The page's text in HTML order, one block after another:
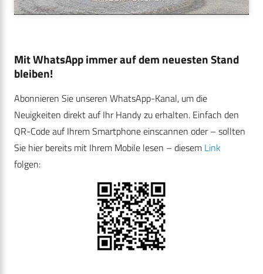
Mit WhatsApp immer auf dem neuesten Stand
bleiben!
Abonnieren Sie unseren WhatsApp-Kanal, um die
Neuigkeiten direkt auf Ihr Handy zu erhalten. Einfach den
QR-Code auf Ihrem Smartphone einscannen oder – sollten
Sie hier bereits mit Ihrem Mobile lesen – diesem Link
folgen: